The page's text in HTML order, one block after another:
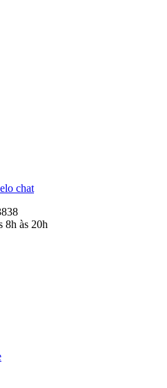
chat
8h às 20h